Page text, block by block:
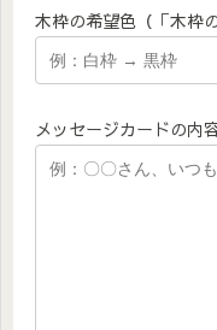
木枠の希望色（「木枠
メッセージカードの内